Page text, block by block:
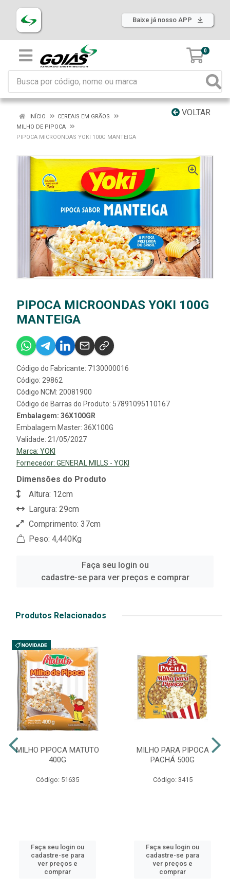
Baixe já nosso APP
0
VOLTAR
INÍCIO
CEREAIS EM GRÃOS
MILHO DE PIPOCA
PIPOCA MICROONDAS YOKI 100G MANTEIGA
PIPOCA MICROONDAS YOKI 100G
MANTEIGA
Código do Fabricante: 7130000016
Código: 29862
Código NCM: 20081900
Código de Barras do Produto: 57891095110167
Embalagem: 36X100GR
Embalagem Master: 36X100G
Validade: 21/05/2027
Marca: YOKI
Fornecedor: GENERAL MILLS - YOKI
Dimensões do Produto
Altura: 12cm
Largura: 29cm
Comprimento: 37cm
Peso: 4,440Kg
Faça seu login ou
cadastre-se para ver preços e comprar
Produtos Relacionados
MILHO PIPOCA MATUTO
400G
Código: 51635
Faça seu login ou
cadastre-se para
ver preços e
comprar
MILHO PARA PIPOCA
PACHÁ 500G
Código: 3415
Faça seu login ou
cadastre-se para
ver preços e
comprar